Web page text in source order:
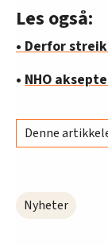
Les også:
• Derfor
• NHO
Denne
Nyheter